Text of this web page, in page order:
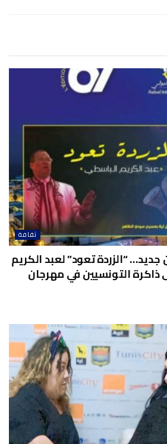
ثقافة
“الزردة تعود” لعبد الكريم
ذاكرة التونسيين في مهرجان